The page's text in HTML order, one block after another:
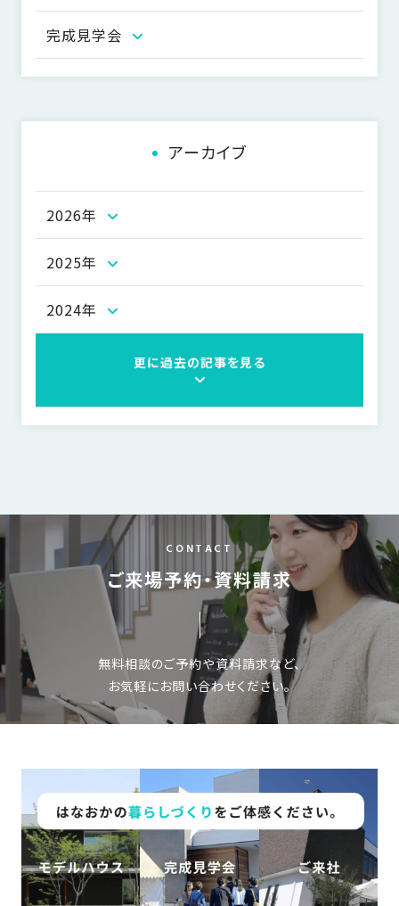
シ
ン
完成見学会
アーカイブ
2026年
2025年
2024年
更に過去の記事を見る
CONTACT
ご来場予約・資料請求
無料相談のご予約や資料請求など、
お気軽にお問い合わせください。